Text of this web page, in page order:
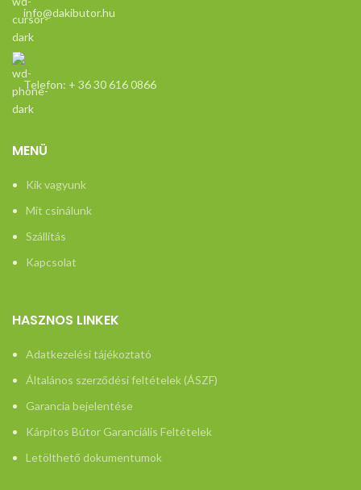
info@dakibutor.hu
Telefon: + 36 30 616 0866
MENÜ
Kik vagyunk
Mit csinálunk
Szállítás
Kapcsolat
HASZNOS LINKEK
Adatkezelési tájékoztató
Általános szerződési feltételek (ÁSZF)
Garancia bejelentése
Kárpitos Bútor Garanciális Feltételek
Letölthető dokumentumok